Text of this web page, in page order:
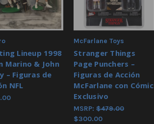
Lineup 1998
Marino & John
– Figuras de
NFL
McFarlane Toys
Stranger Things
Page Punchers –
Figuras de Acción
McFarlane con Cómic
Exclusivo
MSRP: $479.00
$300.00